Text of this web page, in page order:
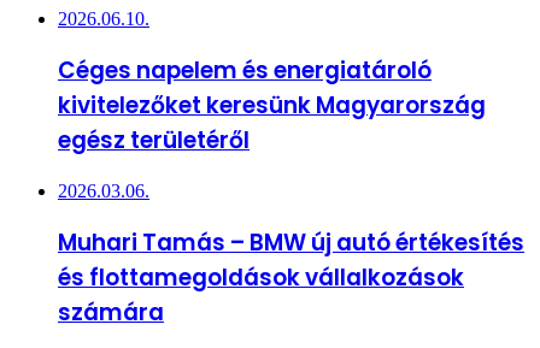
2026.06.10.
Céges napelem és energiatároló
kivitelezőket keresünk Magyarország
egész területéről
2026.03.06.
Muhari Tamás – BMW új autó értékesítés
és flottamegoldások vállalkozások
számára